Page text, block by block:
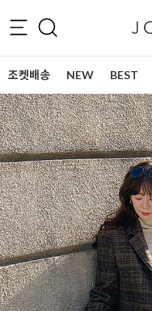
조켓배송 NEW BEST